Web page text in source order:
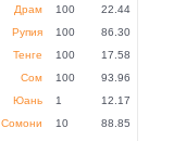
Драм 100
22.44
Рупия 100
86.30
Тенге 100
17.58
Сом 100
93.96
Юань 1
12.17
Сомони 10
88.85